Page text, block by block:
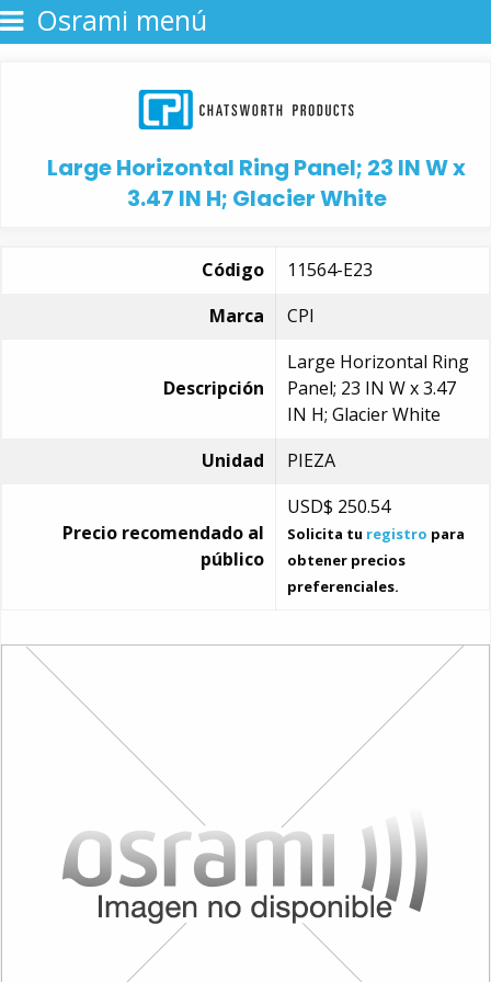
Osrami menú
Large Horizontal Ring Panel; 23 IN W x
3.47 IN H; Glacier White
Código
11564-E23
Marca
CPI
Descripción
Large Horizontal Ring
Panel; 23 IN W x 3.47
IN H; Glacier White
Unidad
PIEZA
Precio recomendado al
público
USD$ 250.54
Solicita tu registro para
obtener precios
preferenciales.